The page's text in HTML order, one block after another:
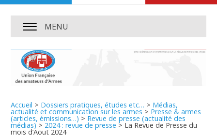
MENU
Accueil > Dossiers pratiques, études etc… > Médias,
actualité et communication sur les armes > Presse & armes
(articles, émissions…) > Revue de presse (actualité des
médias)> 2024 : revue de presse > La Revue de Presse du
mois d’Aout 2024